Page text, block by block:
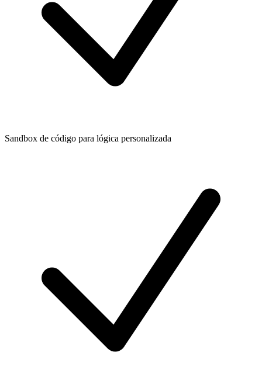
Sandbox de código para lógica personalizada